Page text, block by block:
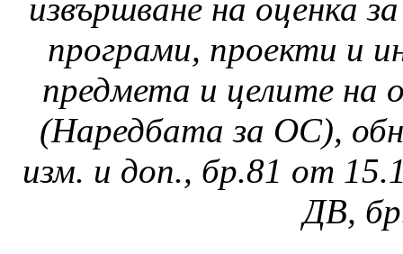
извършване на оценка
програми, проекти и
предмета и целите на
(Наредбата за ОС),
изм. и доп., бр.81 от
ДВ,